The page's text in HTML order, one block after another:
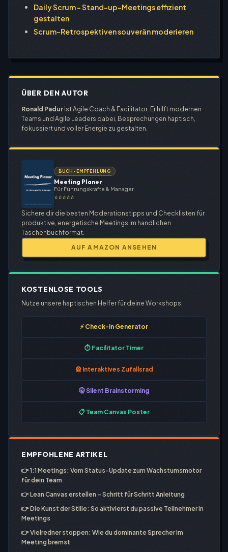
Daily Scrum – Stand-up-Meetings effizient
gestalten
Scrum-Retrospektiven souverän moderieren
ÜBER DEN AUTOR
Ronald Padur ist Agile Coach & Facilitator. Er hilft modernen
Teams und Agile Leaders dabei, Besprechungen haptisch,
fokussiert und voller Energie zu gestalten.
BUCH-EMPFEHLUNG
Meeting Planer
Für Führungskräfte & Manager
⭐⭐⭐⭐⭐
Sichere dir die besten Moderationstipps und Checklisten für
produktive, energetische Meetings im handlichen
Taschenbuchformat.
AUF AMAZON ANSEHEN
KOSTENLOSE TOOLS
Nutze unsere haptischen Helfer für deine Workshops:
⚡ Check-in Generator
⏱️ Facilitator Timer
🎡 Interaktives Zufallsrad
🤫 Silent Brainstorming
📋 Team Canvas Poster
EMPFOHLENE ARTIKEL
👉1:1 Meetings: Vom Status-Update zum Wachstumsmotor
für dein Team
👉Lean Canvas erstellen – Schritt für Schritt Anleitung
👉Die Kunst der Stille: So aktivierst du passive Teilnehmer in
Meetings
👉Vielredner stoppen: Wie du dominante Sprecher im
Meeting bremst